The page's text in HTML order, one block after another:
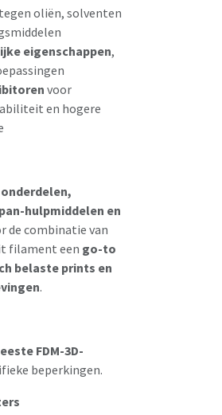
tegen oliën, solventen
eigenschappen,
voor
en hogere
hulpmiddelen en
de combinatie van
filament een go-to
belaste prints en
.
FDM-3D-
beperkingen.